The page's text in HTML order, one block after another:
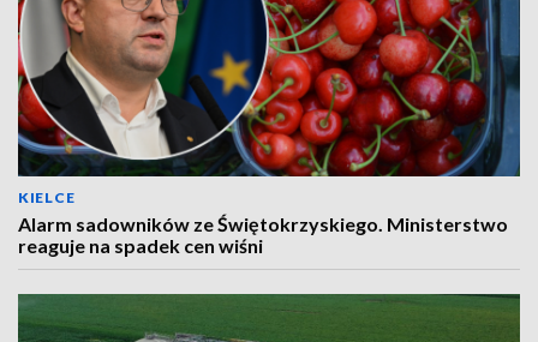
KIELCE
Alarm sadowników ze Świętokrzyskiego. Ministerstwo
reaguje na spadek cen wiśni